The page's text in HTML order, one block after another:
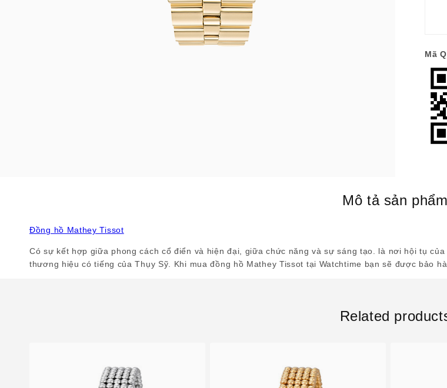
Mã
Mô tả sản phẩm
Đồng hồ Mathey Tissot
Có sự kết hợp giữa phong cách cổ điển và hiện đại, giữa chức năng và sự sáng tạo. là nơi hội tụ
thương hiệu có tiếng của Thụy Sỹ. Khi mua đồng hồ Mathey Tissot tại Watchtime bạn sẽ được bảo
Related